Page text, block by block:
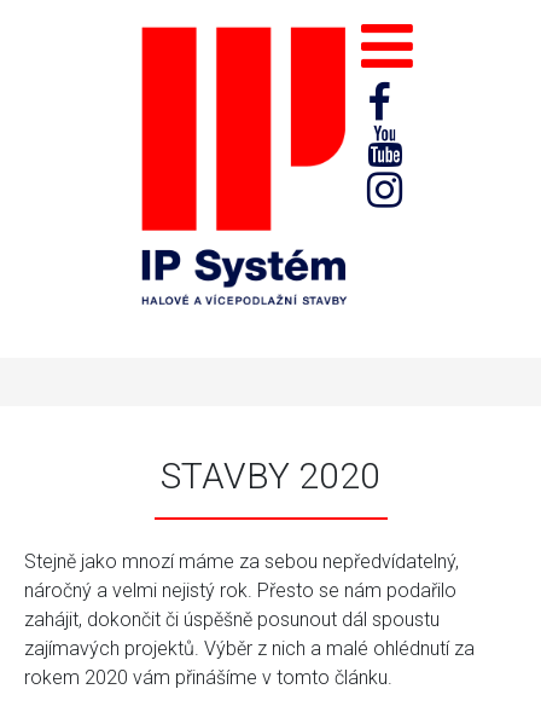
STAVBY 2020
Stejně jako mnozí máme za sebou nepředvídatelný,
náročný a velmi nejistý rok. Přesto se nám podařilo
zahájit, dokončit či úspěšně posunout dál spoustu
zajímavých projektů. Výběr z nich a malé ohlédnutí za
rokem 2020 vám přinášíme v tomto článku.